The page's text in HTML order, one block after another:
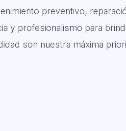
preventivo,
y profesionalismo para
son nuestra máxima